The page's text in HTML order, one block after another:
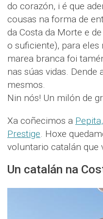
do corazón, i é que
cousas na forma de
da Costa da Morte e
o suficiente), para
marea branca foi
nas súas vidas. Dende
mesmos.
Nin nós! Un milón de
Xa coñecimos a
Prestige. Hoxe
voluntario catalán que
Un catalán na